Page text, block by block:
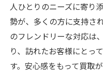
人ひとりのニーズに寄り
勢が、多くの方に支持さ
のフレンドリーな対応は
り、訪れたお客様にとっ
す。安心感をもって買取